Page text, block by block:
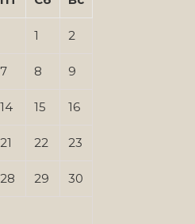
1 2
7 8 9
14 15 16
21 22 23
28 29 30